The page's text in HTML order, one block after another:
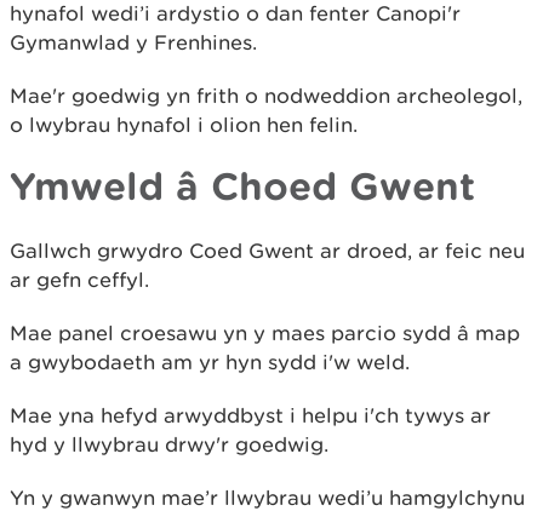
hynafol wedi’i ardystio o dan fenter Canopi'r
Gymanwlad y Frenhines.
Mae'r goedwig yn frith o nodweddion archeolegol,
o lwybrau hynafol i olion hen felin.
Ymweld â Choed Gwent
Gallwch grwydro Coed Gwent ar droed, ar feic neu
ar gefn ceffyl.
Mae panel croesawu yn y maes parcio sydd â map
a gwybodaeth am yr hyn sydd i'w weld.
Mae yna hefyd arwyddbyst i helpu i'ch tywys ar
hyd y llwybrau drwy'r goedwig.
Yn y gwanwyn mae’r llwybrau wedi’u hamgylchynu